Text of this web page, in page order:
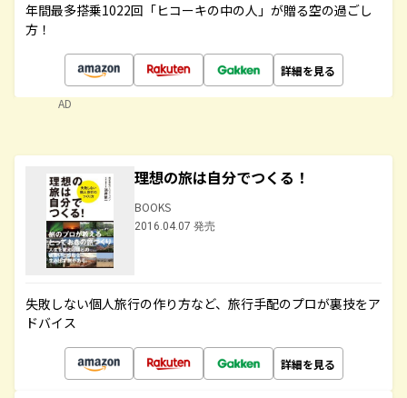
年間最多搭乗1022回「ヒコーキの中の人」が贈る空の過ごし
方！
詳細を見る
AD
理想の旅は自分でつくる！
BOOKS
2016.04.07 発売
失敗しない個人旅行の作り方など、旅行手配のプロが裏技をア
ドバイス
詳細を見る